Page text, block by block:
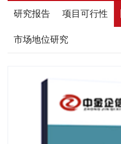
研究报告 项目可行性
市场地位研究